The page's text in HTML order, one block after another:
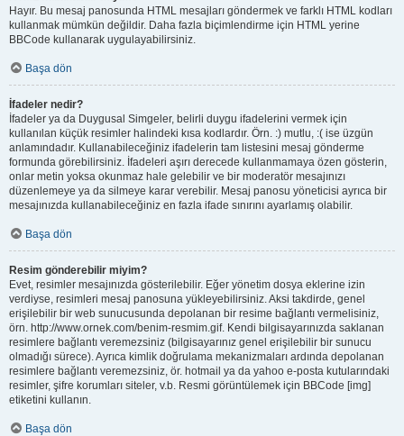
Hayır. Bu mesaj panosunda HTML mesajları göndermek ve farklı HTML kodları
kullanmak mümkün değildir. Daha fazla biçimlendirme için HTML yerine
BBCode kullanarak uygulayabilirsiniz.
Başa dön
İfadeler nedir?
İfadeler ya da Duygusal Simgeler, belirli duygu ifadelerini vermek için
kullanılan küçük resimler halindeki kısa kodlardır. Örn. :) mutlu, :( ise üzgün
anlamındadır. Kullanabileceğiniz ifadelerin tam listesini mesaj gönderme
formunda görebilirsiniz. İfadeleri aşırı derecede kullanmamaya özen gösterin,
onlar metin yoksa okunmaz hale gelebilir ve bir moderatör mesajınızı
düzenlemeye ya da silmeye karar verebilir. Mesaj panosu yöneticisi ayrıca bir
mesajınızda kullanabileceğiniz en fazla ifade sınırını ayarlamış olabilir.
Başa dön
Resim gönderebilir miyim?
Evet, resimler mesajınızda gösterilebilir. Eğer yönetim dosya eklerine izin
verdiyse, resimleri mesaj panosuna yükleyebilirsiniz. Aksi takdirde, genel
erişilebilir bir web sunucusunda depolanan bir resime bağlantı vermelisiniz,
örn. http://www.ornek.com/benim-resmim.gif. Kendi bilgisayarınızda saklanan
resimlere bağlantı veremezsiniz (bilgisayarınız genel erişilebilir bir sunucu
olmadığı sürece). Ayrıca kimlik doğrulama mekanizmaları ardında depolanan
resimlere bağlantı veremezsiniz, ör. hotmail ya da yahoo e-posta kutularındaki
resimler, şifre korumları siteler, v.b. Resmi görüntülemek için BBCode [img]
etiketini kullanın.
Başa dön